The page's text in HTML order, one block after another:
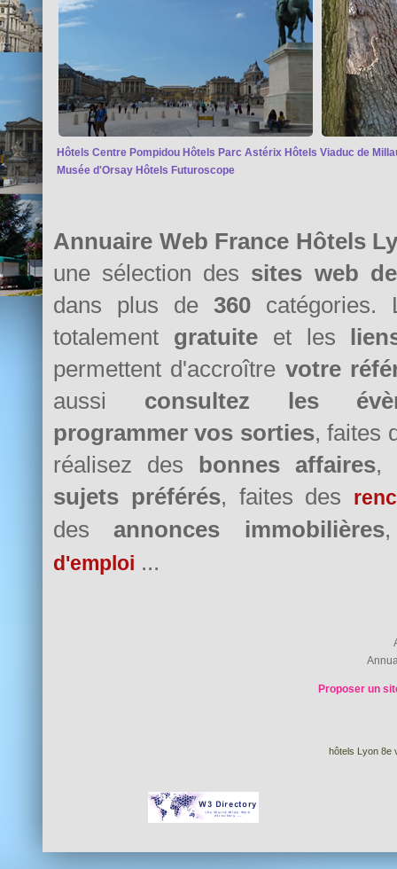
Hôtels Centre Pompidou Hôtels Parc Astérix Hôtels Viaduc de
Musée d'Orsay Hôtels Futuroscope
Annuaire Web France Hôtels
une sélection des sites web
dans plus de 360 catégories.
totalement gratuiteet les
permettent d'accroître votre
aussi consultez les
programmer vos sorties, faites
réalisez des
bonnes affaires,
sujets préférés, faites des
desannonces immobilières
d'emploi ...
Proposer un
hôtels Lyon 8e